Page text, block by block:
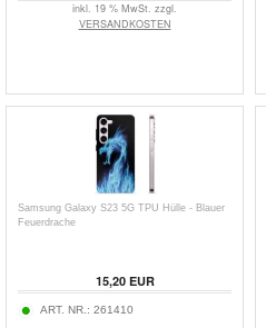
inkl. 19 % MwSt. zzgl.
VERSANDKOSTEN
Samsung Galaxy S23 5G TPU Hülle - Blauer
Feuerdrache
15,20EUR
ART. NR.: 261410